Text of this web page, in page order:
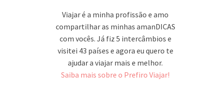
Viajar é a minha profissão e amo
compartilhar as minhas amanDICAS
com vocês. Já fiz 5 intercâmbios e
visitei 43 países e agora eu quero te
ajudar a viajar mais e melhor.
Saiba mais sobre o Prefiro Viajar!